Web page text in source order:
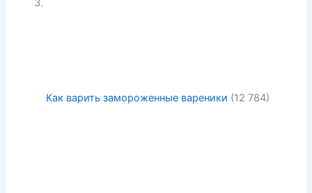
Как варить замороженные вареники (12 784)